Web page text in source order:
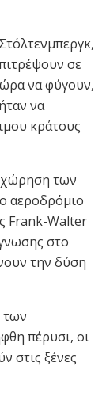
σε
να φύγουν,
να
κράτους
των
αεροδρόμιο
Frank-Walter
στο
την δύση
των
πέρυσι, οι
στις ξένες